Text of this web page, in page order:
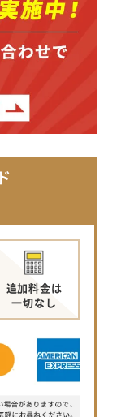
追加料金は
一切なし